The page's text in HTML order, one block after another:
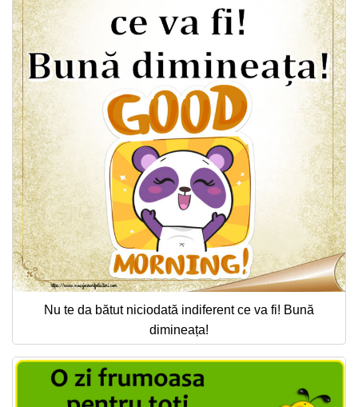
Nu te da bătut niciodată indiferent ce va fi! Bună
dimineața!